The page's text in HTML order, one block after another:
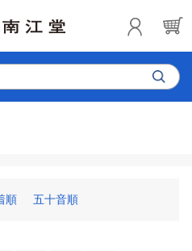
順 五十音順